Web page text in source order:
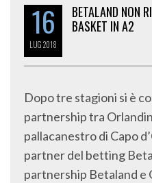
16
LUG2018
BETALAND NON
BASKET IN A2
Dopo tre stagioni si è
partnership tra
pallacanestro di Capo
partner del betting
partnership Betaland e